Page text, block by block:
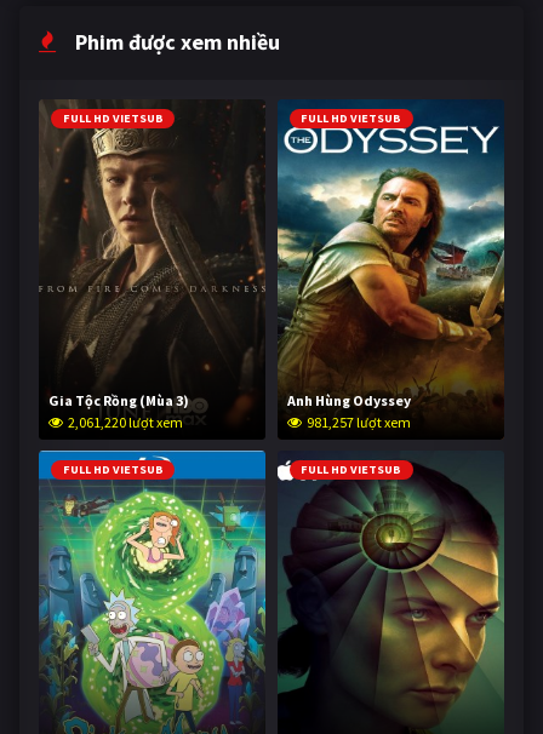
Phim được xem nhiều
FULL HD VIETSUB
Gia Tộc Rồng (Mùa 3)
2,061,220 lượt xem
FULL HD VIETSUB
Anh Hùng Odyssey
981,257 lượt xem
FULL HD VIETSUB FULL HD VIETSUB